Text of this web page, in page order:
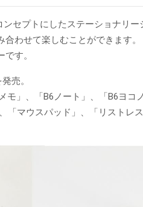
セプトにしたステーショナリー
わせて楽しむことができます。
す。
売。
」、「B6ノート」、「B6ヨコ
マウスパッド」、「リストレス